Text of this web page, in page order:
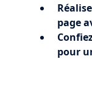
page
pour